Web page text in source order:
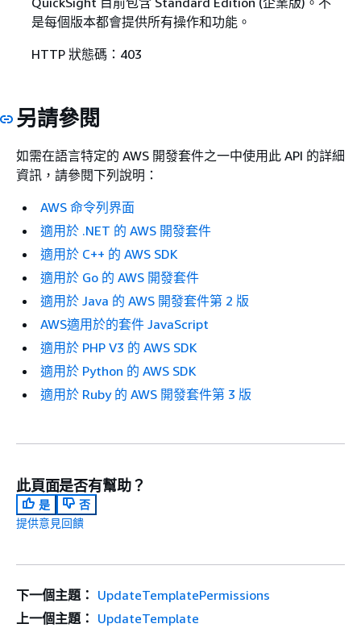
是每個版本都會提供所有操作和功能。
HTTP 狀態碼：403
另請參閱
如需在語言特定的 AWS 開發套件之一中使用此 API 的詳細
資訊，請參閱下列說明：
AWS 命令列界面
適用於 .NET 的 AWS 開發套件
適用於 C++ 的 AWS SDK
適用於 Go 的 AWS 開發套件
適用於 Java 的 AWS 開發套件第 2 版
AWS適用於的套件 JavaScript
適用於 PHP V3 的 AWS SDK
適用於 Python 的 AWS SDK
適用於 Ruby 的 AWS 開發套件第 3 版
此頁面是否有幫助？
是
否
提供意見回饋
下一個主題： UpdateTemplatePermissions
上一個主題： UpdateTemplate